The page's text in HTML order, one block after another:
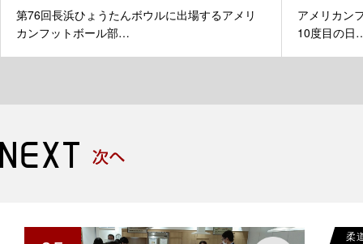
第76回長浜ひょうたんボウルに出場するアメリ
カンフットボール部…
アメリカン
10度目の日
柔